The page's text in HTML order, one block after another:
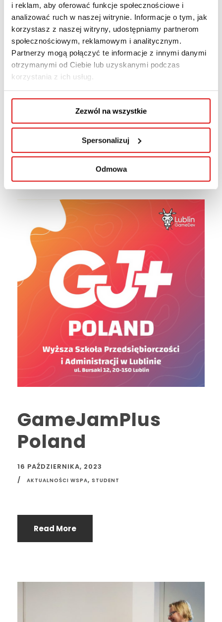
i reklam, aby oferować funkcje społecznościowe i
analizować ruch w naszej witrynie. Informacje o tym, jak
korzystasz z naszej witryny, udostępniamy partnerom
społecznościowym, reklamowym i analitycznym.
Partnerzy mogą połączyć te informacje z innymi danymi
otrzymanymi od Ciebie lub uzyskanymi podczas
korzystania z ich usług.
Zezwól na wszystkie
Spersonalizuj
Odmowa
Lubelska WySPA
Techni
20 PAŹDZIERNIKA, 2023
AKTUALNOŚCI WSPA, KONFERENCJA
GameJamPlus
Poland
16 PAŹDZIERNIKA, 2023
AKTUALNOŚCI WSPA, STUDENT
Read More